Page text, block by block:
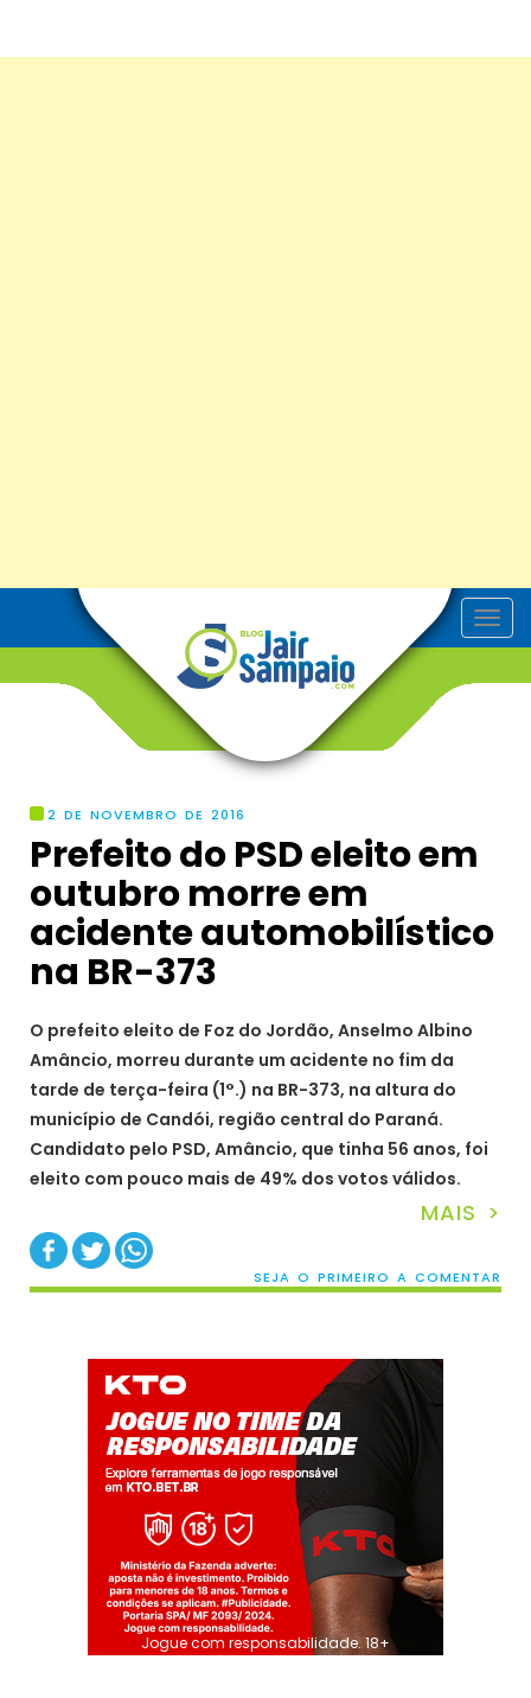
T
o
2 DE NOVEMBRO DE 2016
Prefeito do PSD eleito em
outubro morre em
acidente automobilístico
na BR-373
O prefeito eleito de Foz do Jordão, Anselmo Albino
Amâncio, morreu durante um acidente no fim da
tarde de terça-feira (1°.) na BR-373, na altura do
município de Candói, região central do Paraná.
Candidato pelo PSD, Amâncio, que tinha 56 anos, foi
eleito com pouco mais de 49% dos votos válidos.
MAIS >
SEJA O PRIMEIRO A COMENTAR
Jogue com responsabilidade. 18+